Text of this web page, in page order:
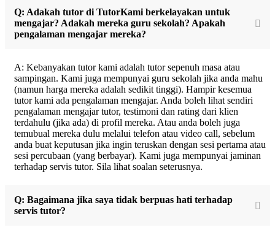
Q: Adakah tutor di TutorKami berkelayakan untuk
mengajar? Adakah mereka guru sekolah? Apakah
pengalaman mengajar mereka?
A: Kebanyakan tutor kami adalah tutor sepenuh masa atau
sampingan. Kami juga mempunyai guru sekolah jika anda mahu
(namun harga mereka adalah sedikit tinggi). Hampir kesemua
tutor kami ada pengalaman mengajar. Anda boleh lihat sendiri
pengalaman mengajar tutor, testimoni dan rating dari klien
terdahulu (jika ada) di profil mereka. Atau anda boleh juga
temubual mereka dulu melalui telefon atau video call, sebelum
anda buat keputusan jika ingin teruskan dengan sesi pertama atau
sesi percubaan (yang berbayar). Kami juga mempunyai jaminan
terhadap servis tutor. Sila lihat soalan seterusnya.
Q: Bagaimana jika saya tidak berpuas hati terhadap
servis tutor?